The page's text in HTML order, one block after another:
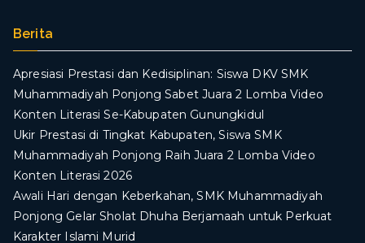
Berita
Apresiasi Prestasi dan Kedisiplinan: Siswa DKV SMK
Muhammadiyah Ponjong Sabet Juara 2 Lomba Video
Konten Literasi Se-Kabupaten Gunungkidul
Ukir Prestasi di Tingkat Kabupaten, Siswa SMK
Muhammadiyah Ponjong Raih Juara 2 Lomba Video
Konten Literasi 2026
Awali Hari dengan Keberkahan, SMK Muhammadiyah
Ponjong Gelar Sholat Dhuha Berjamaah untuk Perkuat
Karakter Islami Murid